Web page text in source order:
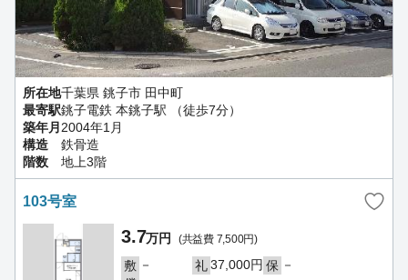
所在地千葉県 銚子市 田中町
最寄駅銚子電鉄 本銚子駅 （徒歩7分）
築年月 2004年1月
構造
鉄骨造
階数
地上3階
103号室
3.7万円 (共益費 7,500円)
敷 － 礼37,000円 保 －